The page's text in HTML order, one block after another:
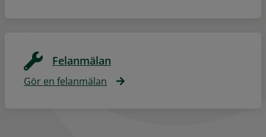
Felanmälan
Gör en felanmälan